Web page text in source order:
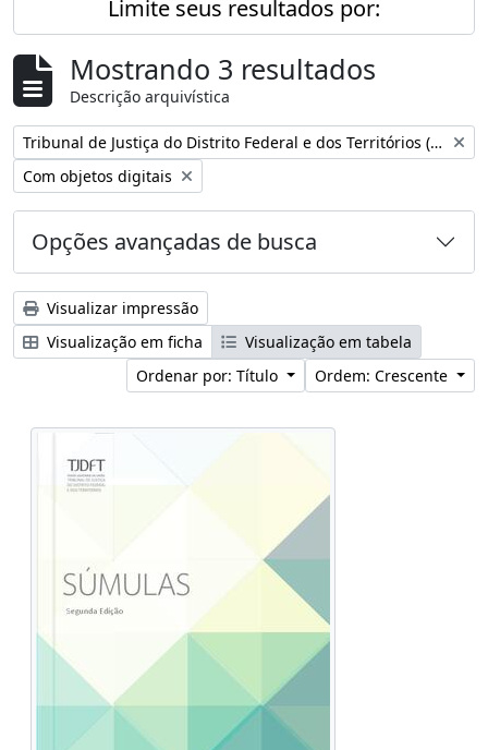
Limite seus resultados por:
Mostrando 3 resultados
Descrição arquivística
Remover filtro:
Tribunal de Justiça do Distrito Federal e dos Territórios (Brasil)
Remover filtro:
Com objetos digitais
Opções avançadas de busca
Visualizar impressão
Visualização em ficha
Visualização em tabela
Ordenar por: Título
Ordem: Crescente